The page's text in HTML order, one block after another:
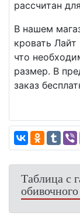
рассчитан
В нашем
кровать
что
размер. В
заказ
Таблица с